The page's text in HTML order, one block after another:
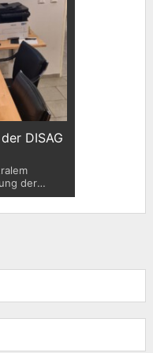
DISAG
der
für die